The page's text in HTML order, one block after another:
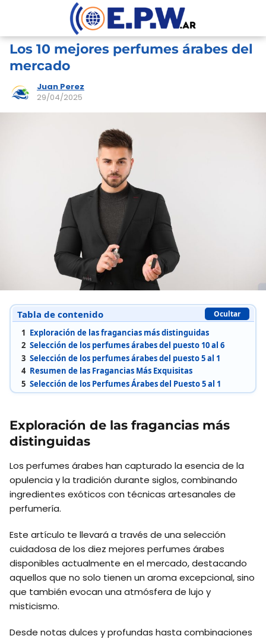
Los 10 mejores perfumes árabes del
mercado
Juan Perez
29/04/2025
Tabla de contenido Ocultar
1 Exploración de las fragancias más distinguidas
2 Selección de los perfumes árabes del puesto 10 al 6
3 Selección de los perfumes árabes del puesto 5 al 1
4 Resumen de las Fragancias Más Exquisitas
5 Selección de los Perfumes Árabes del Puesto 5 al 1
Exploración de las fragancias más
distinguidas
Los perfumes árabes han capturado la esencia de la
opulencia y la tradición durante siglos, combinando
ingredientes exóticos con técnicas artesanales de
perfumería.
Este artículo te llevará a través de una selección
cuidadosa de los diez mejores perfumes árabes
disponibles actualmente en el mercado, destacando
aquellos que no solo tienen un aroma excepcional, sino
que también evocan una atmósfera de lujo y
misticismo.
Desde notas dulces y profundas hasta combinaciones